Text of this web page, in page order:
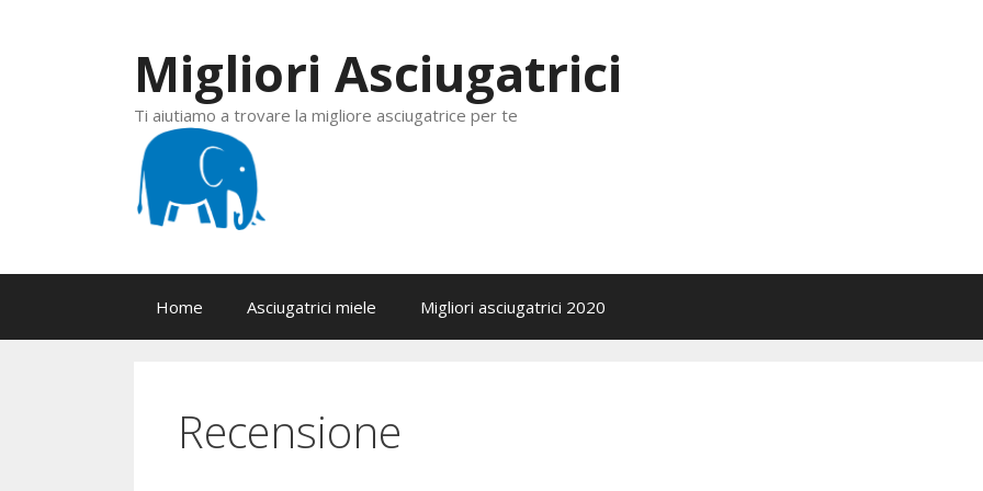
Migliori Asciugatrici
Ti aiutiamo a trovare la migliore asciugatrice per te
Home Asciugatrici miele Migliori asciugatrici 2020
Recensione